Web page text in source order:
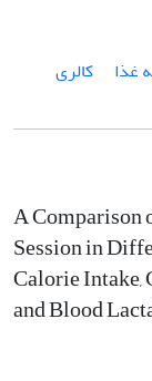
غذا
کالری
A Comparison
Session in
Calorie
and Blood